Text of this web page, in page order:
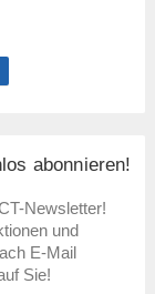
abonnieren!
Newsletter!
und
E-Mail
Sie!